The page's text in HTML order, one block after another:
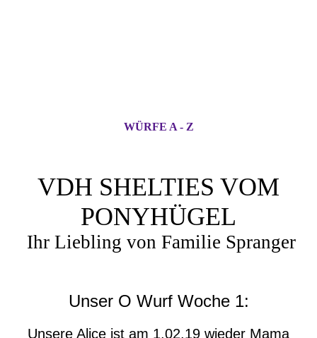
WÜRFE A - Z
VDH SHELTIES VOM
PONYHÜGEL
Ihr Liebling von Familie Spranger
Unser O Wurf Woche 1:
Unsere Alice ist am 1.02.19 wieder Mama